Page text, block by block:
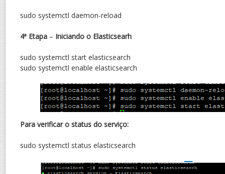
sudo systemctl daemon-reload
4ª Etapa – Iniciando o Elasticsearh
sudo systemctl start elasticsearch
sudo systemctl enable elasticsearch
Para verificar o status do serviço:
sudo systemctl status elasticsearch